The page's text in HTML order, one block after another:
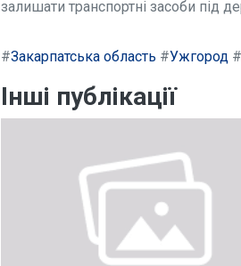
залишати транспортні засоби під
#Закарпатська область #Ужгород #
Інші публікації